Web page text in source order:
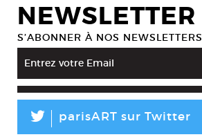
NEWSLETTER
S’ABONNER À NOS NEWSLETTERS
L parisART sur Twitter